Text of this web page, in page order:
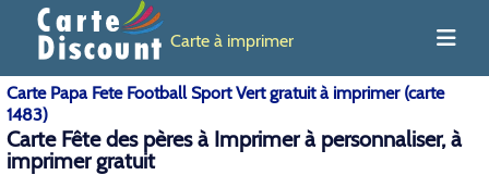
Carte à imprimer
Carte Papa Fete Football Sport Vert gratuit à imprimer (carte
1483)
Carte Fête des pères à Imprimer à personnaliser, à
imprimer gratuit